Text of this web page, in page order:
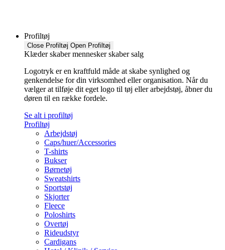
Profiltøj
Close Profiltøj Open Profiltøj
Klæder skaber mennesker skaber salg
Logotryk er en kraftfuld måde at skabe synlighed og
genkendelse for din virksomhed eller organisation. Når du
vælger at tilføje dit eget logo til tøj eller arbejdstøj, åbner du
døren til en række fordele.
Se alt i profiltøj
Profiltøj
Arbejdstøj
Caps/huer/Accessories
T-shirts
Bukser
Børnetøj
Sweatshirts
Sportstøj
Skjorter
Fleece
Poloshirts
Overtøj
Rideudstyr
Cardigans